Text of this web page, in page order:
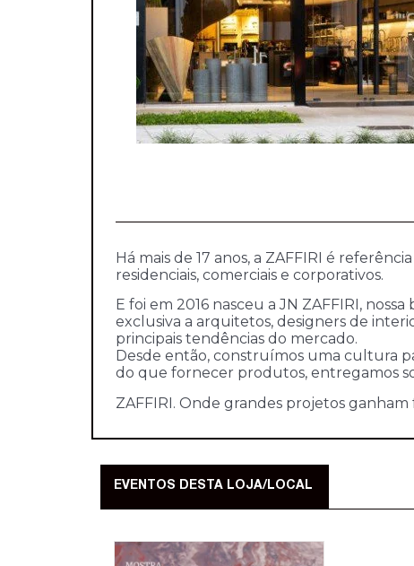
Há mais de 17 anos, a ZAFFIRI é
residenciais, comerciais e corporativos.
E foi em 2016 nasceu a JN ZAFFIRI,
exclusiva a arquitetos, designers de
principais tendências do mercado.
Desde então, construímos uma cultura
do que fornecer produtos, entregamos
ZAFFIRI. Onde grandes projetos ganham
EVENTOS DESTA LOJA/LOCAL